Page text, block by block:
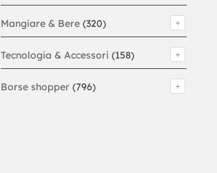
Mangiare & Bere(320)
Tecnologia & Accessori (158)
Borse shopper(796)